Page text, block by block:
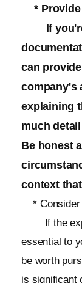
* Provide
If you're
can
company's
explaining
much
Be honest
context
* Consider
If the
essential to
be worth
is significant